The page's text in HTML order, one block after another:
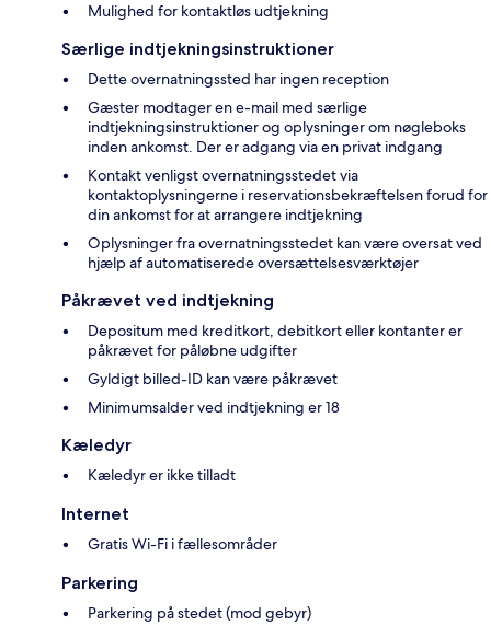
Mulighed for kontaktløs udtjekning
Særlige indtjekningsinstruktioner
Dette overnatningssted har ingen reception
Gæster modtager en e-mail med særlige
indtjekningsinstruktioner og oplysninger om nøgleboks
inden ankomst. Der er adgang via en privat indgang
Kontakt venligst overnatningsstedet via
kontaktoplysningerne i reservationsbekræftelsen forud for
din ankomst for at arrangere indtjekning
Oplysninger fra overnatningsstedet kan være oversat ved
hjælp af automatiserede oversættelsesværktøjer
Påkrævet ved indtjekning
Depositum med kreditkort, debitkort eller kontanter er
påkrævet for påløbne udgifter
Gyldigt billed-ID kan være påkrævet
Minimumsalder ved indtjekning er 18
Kæledyr
Kæledyr er ikke tilladt
Internet
Gratis Wi-Fi i fællesområder
Parkering
Parkering på stedet (mod gebyr)